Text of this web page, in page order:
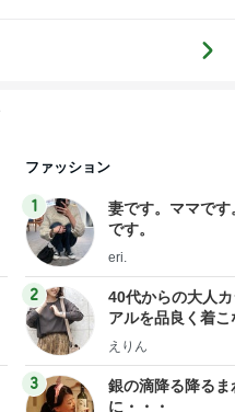
ファッション
1
妻です。ママです
です。
eri.
2
40代からの大人
アルを品良く着こ
ファッションブロ
えりん
3
銀の滴降る降るま
に・・・